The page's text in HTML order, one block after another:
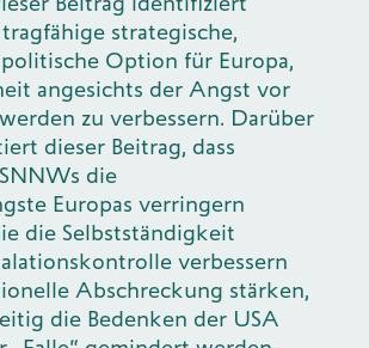
strategische,
Option für Europa,
angesichts der Angst vor
zu verbessern. Darüber
dieser Beitrag, dass
die
Europas verringern
die Selbstständigkeit
verbessern
Abschreckung stärken,
die Bedenken der USA